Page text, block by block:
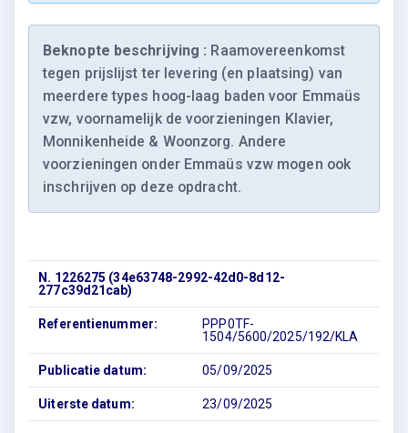
Beknopte beschrijving : Raamovereenkomst
tegen prijslijst ter levering (en plaatsing) van
meerdere types hoog-laag baden voor Emmaüs
vzw, voornamelijk de voorzieningen Klavier,
Monnikenheide & Woonzorg. Andere
voorzieningen onder Emmaüs vzw mogen ook
inschrijven op deze opdracht.
N. 1226275 (34e63748-2992-42d0-8d12-
277c39d21cab)
Referentienummer:
PPP0TF-
1504/5600/2025/192/KLA
Publicatie datum: 05/09/2025
Uiterste datum: 23/09/2025